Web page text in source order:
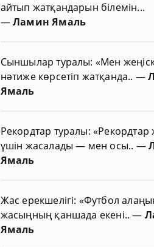
айтып жатқандарын білемін...
—Ламин Ямаль
Сыншылар туралы: «Мен
нәтиже көрсетіп жатқанда.. —
Ямаль
Рекордтар туралы: «Рекордтар
үшін жасалады — мен осы.. —
Ямаль
Жас ерекшелігі: «Футбол
жасыңның қаншада екені..—
Ямаль